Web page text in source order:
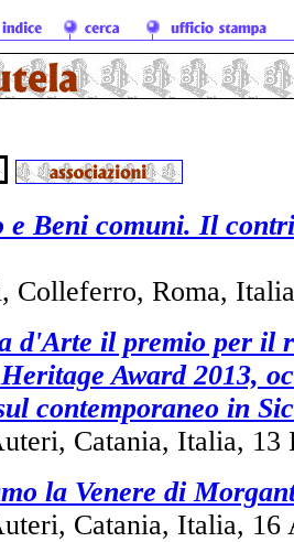
e Beni comuni. Il
Colleferro, Roma,
d'Arte il premio per il
Award 2013,
contemporaneo in
Catania, Italia, 13
la Venere di
Catania, Italia, 16